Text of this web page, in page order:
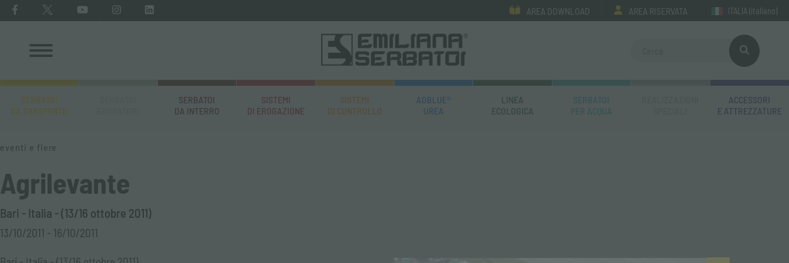
AREA DOWNLOAD AREA RISERVATA ITALIA (italiano)
SERBATOI
DA TRASPORTO
SERBATOI
DA INTERRO
SISTEMI
DI EROGAZIONE
SISTEMI
DI CONTROLLO
ADBLUE®
UREA
LINEA
ECOLOGICA
SERBATOI
PER ACQUA
ACCESSORI
E ATTREZZATURE
eventi e fiere
Agrilevante
Bari - Italia - (13/16 ottobre 2011)
13/10/2011 - 16/10/2011